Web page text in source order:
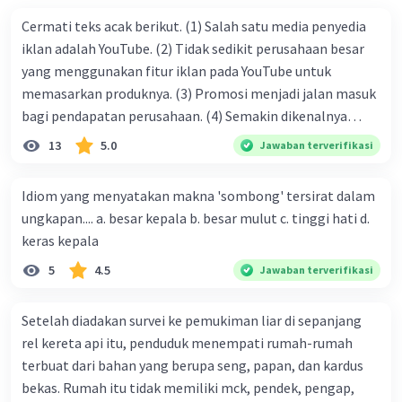
Cermati teks acak berikut. (1) Salah satu media penyedia
iklan adalah YouTube. (2) Tidak sedikit perusahaan besar
yang menggunakan fitur iklan pada YouTube untuk
memasarkan produknya. (3) Promosi menjadi jalan masuk
bagi pendapatan perusahaan. (4) Semakin dikenalnya
suatu produk oleh konsumen, semakin besar pula peluang
perusahaan kepada konsumen. Urutan yang tepat agar
menjadi teks eksposisi yang padu adalah .... A. (1)-(2)-(3)-
(4)-(5) B. (2)-(1)-(3)-(4)-(5) C. (3)-(1)-(2)-(5)-(4) D. (3)-(5)-
(4)-(1)-(2) E. (5)-(1)-(3)-(4)-(2)
13 5.0 Jawaban terverifikasi
Idiom yang menyatakan makna 'sombong' tersirat dalam
ungkapan.... a. besar kepala b. besar mulut c. tinggi hati d.
keras kepala
5 4.5 Jawaban terverifikasi
Setelah diadakan survei ke pemukiman liar di sepanjang
rel kereta api itu, penduduk menempati rumah-rumah
terbuat dari bahan yang berupa seng, papan, dan kardus
bekas. Rumah itu tidak memiliki mck, pendek, pengap,